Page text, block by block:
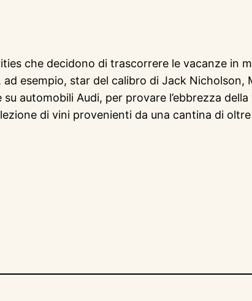
che decidono di trascorrere le vacanze in
esempio, star del calibro di Jack Nicholson,
automobili Audi, per provare l’ebbrezza
di vini provenienti da una cantina di